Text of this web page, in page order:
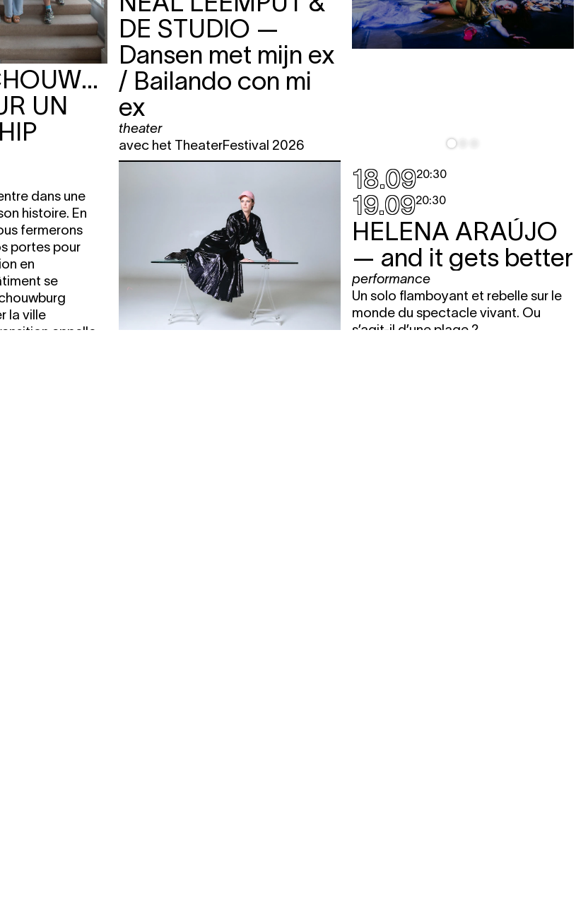
UN
dans une
histoire. En
fermerons
portes pour
en
se
la ville
appelle
DE STUDIO —
Dansen met mijn ex
/ Bailando con mi
ex
theater
avec het TheaterFestival 2026
18.0920:30
19.0920:30
HELENA ARAÚJO
— and it gets better
performance
Un solo flamboyant et rebelle sur le
monde du spectacle vivant. Ou
s’agit-il d’une plage ?